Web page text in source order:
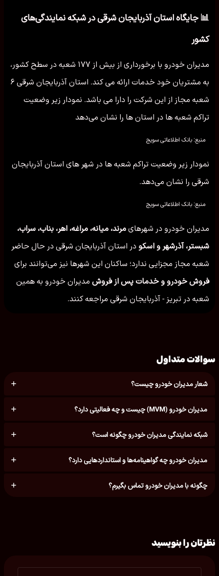
📊 جایگاه استان آذربایجان شرقی در شبکه نمایندگی‌های
کشور
مدیران خودرو با برخورداری از بیش از ۱۷۷ شعبه در سطح کشور،
به مشتریان خود خدمات ارائه می کند. استان آذربایجان شرقی ۶
شعبه مجاز از این شرکت را دارا می باشد. نمودار زیر وضعیت
تراکم شعبه ها در استان ها را نشان می‌دهد
منبع: بانک اطلاعاتی سویج
نمودار زیر وضعیت تراکم شعبه ها در شهر های استان آذربایجان
شرقی را نشان می‌دهد.
منبع: بانک اطلاعاتی سویج
مدیران خودرو در شهرهای مرند، میانه، مراغه، اهر، بناب، سراب،
شبستر، آذرشهر و اسکو در استان آذربایجان شرقی در حال حاضر
شعبه مجاز مجزایی ندارد؛ ساکنان این شهرها نیز می‌توانند برای
فروش خودرو و خدمات پس از فروش مدیران خودرو به همین
شعبه در تبریز - آذربایجان شرقی مراجعه کنند.
سوالات متداول
شعار مدیران خودرو چیست؟
مدیران خودرو (MVM) چیست و چه فعالیتی دارد؟
شبکه نمایندگی مدیران خودرو چگونه است؟
مدیران خودرو چه گواهینامه‌ها و استانداردهایی دارد؟
چگونه با مدیران خودرو تماس بگیرم؟
نظرتان را بنویسید